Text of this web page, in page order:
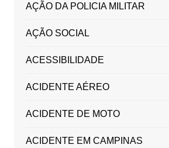
AÇÃO DA POLICIA MILITAR
AÇÃO SOCIAL
ACESSIBILIDADE
ACIDENTE AÉREO
ACIDENTE DE MOTO
ACIDENTE EM CAMPINAS